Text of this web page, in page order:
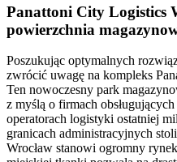
Panattoni City Logistics
powierzchnia
Poszukując optymalnych
zwrócić uwagę na kompleks
Ten nowoczesny park
z myślą o firmach
operatorach logistyki ostatniej
granicach administracyjnych
Wrocław stanowi ogromny